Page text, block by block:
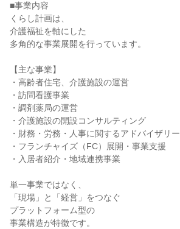
■事業内容
くらし計画は、
介護福祉を軸にした
多角的な事業展開を行っています。
【主な事業】
・高齢者住宅、介護施設の運営
・訪問看護事業
・調剤薬局の運営
・介護施設の開設コンサルティング
・財務・労務・人事に関するアドバイザリー
・フランチャイズ（FC）展開・事業支援
・入居者紹介・地域連携事業
単一事業ではなく、
「現場」と「経営」をつなぐ
プラットフォーム型の
事業構造が特徴です。